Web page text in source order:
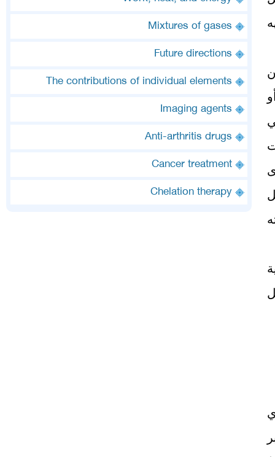
Mixtures of gases
Future directions
The contributions of individual elements
Imaging agents
Anti-arthritis drugs
Cancer treatment
Chelation therapy